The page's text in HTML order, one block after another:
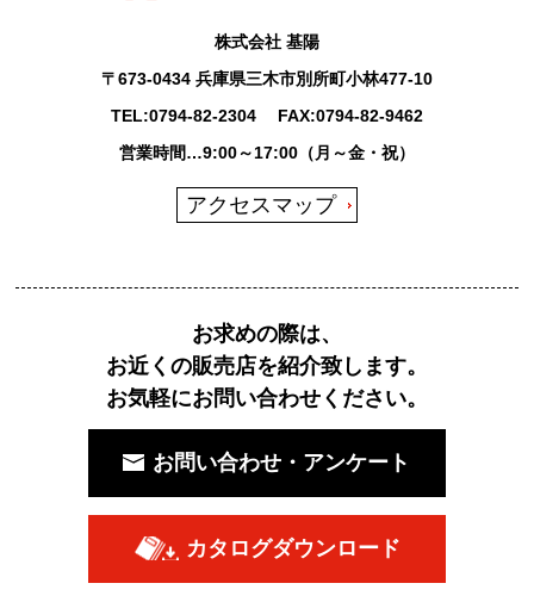
株式会社 基陽
〒673-0434 兵庫県三木市別所町小林477-10
TEL:0794-82-2304FAX:0794-82-9462
営業時間…9:00～17:00（月～金・祝）
アクセスマップ
お求めの際は、
お近くの販売店を紹介致します。
お気軽にお問い合わせください。
お問い合わせ・アンケート
カタログダウンロード